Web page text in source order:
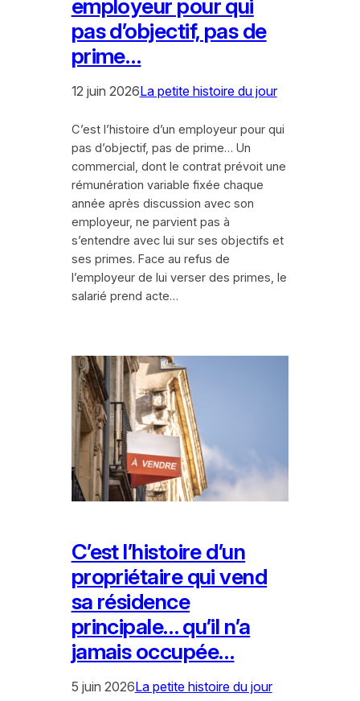
employeur pour qui
pas d’objectif, pas de
prime…
12 juin 2026La petite histoire du jour
C’est l’histoire d’un employeur pour qui
pas d’objectif, pas de prime… Un
commercial, dont le contrat prévoit une
rémunération variable fixée chaque
année après discussion avec son
employeur, ne parvient pas à
s’entendre avec lui sur ses objectifs et
ses primes. Face au refus de
l’employeur de lui verser des primes, le
salarié prend acte…
C’est l’histoire d’un
propriétaire qui vend
sa résidence
principale… qu’il n’a
jamais occupée…
5 juin 2026La petite histoire du jour